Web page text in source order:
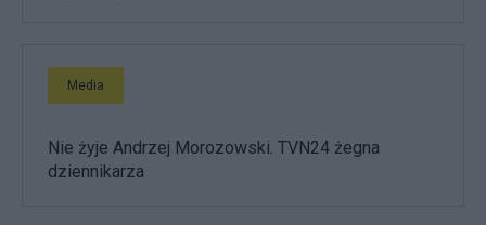
Media
Nie żyje Andrzej Morozowski. TVN24 żegna
dziennikarza